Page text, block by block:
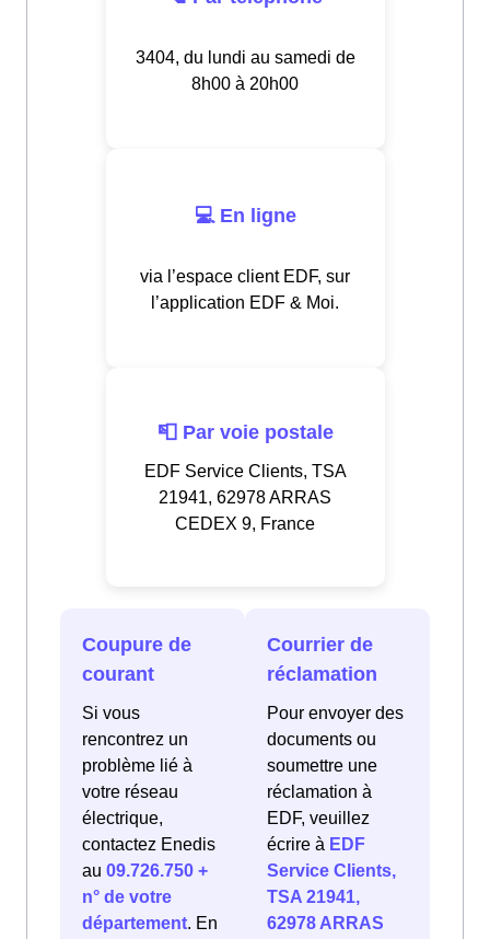
3404, du lundi au samedi de
8h00 à 20h00
💻 En ligne
via l’espace client EDF, sur
l’application EDF & Moi.
📮 Par voie postale
EDF Service Clients, TSA
21941, 62978 ARRAS
CEDEX 9, France
Coupure de
courant
Si vous
rencontrez un
problème lié à
votre réseau
électrique,
contactez Enedis
au 09.726.750 +
n° de votre
département. En
Courrier de
réclamation
Pour envoyer des
documents ou
soumettre une
réclamation à
EDF, veuillez
écrire à EDF
Service Clients,
TSA 21941,
62978 ARRAS